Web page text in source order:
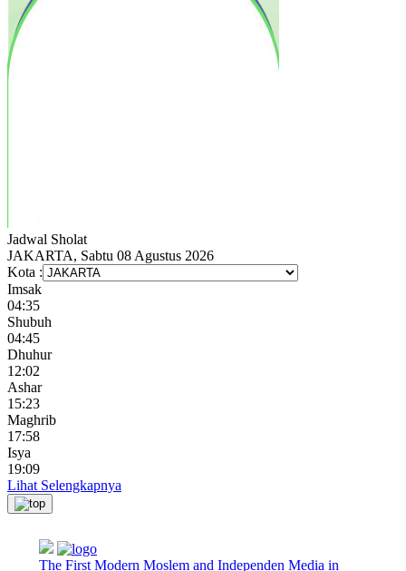
Jadwal Sholat
JAKARTA, Sabtu 08 Agustus 2026
Kota :
Imsak
04:35
Shubuh
04:45
Dhuhur
12:02
Ashar
15:23
Maghrib
17:58
Isya
19:09
Lihat Selengkapnya
The First Modern Moslem and Independen Media in